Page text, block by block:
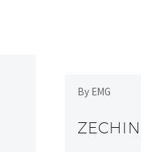
By EMG